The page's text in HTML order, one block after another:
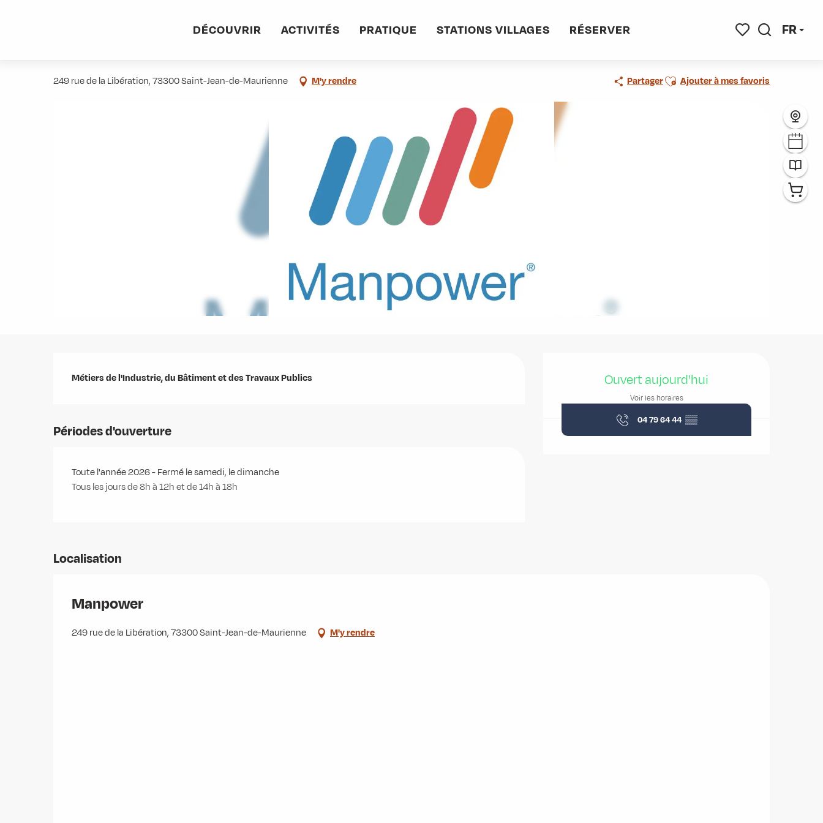
FR
DÉCOUVRIR ACTIVITÉS PRATIQUE STATIONS VILLAGES RÉSERVER
249 rue de la Libération, 73300 Saint-Jean-de-Maurienne M'y rendre PartagerAjouter aux favoris
Ajouter à mes favoris
Ouverture et coordonnées
Ouvert aujourd'hui
Voir les horaires
04 79 64 44 ▒▒
Description
Métiers de l'Industrie, du Bâtiment et des Travaux Publics
Périodes d'ouverture
Toute l'année 2026 - Fermé le samedi, le dimanche
Tous les jours de 8h à 12h et de 14h à 18h
Localisation
Manpower
249 rue de la Libération, 73300 Saint-Jean-de-Maurienne M'y rendre